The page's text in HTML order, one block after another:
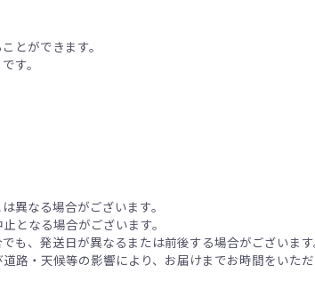
とができます。
す。
異なる場合がございます。
となる場合がございます。
、発送日が異なるまたは前後する場合がございます
路・天候等の影響により、お届けまでお時間をいた